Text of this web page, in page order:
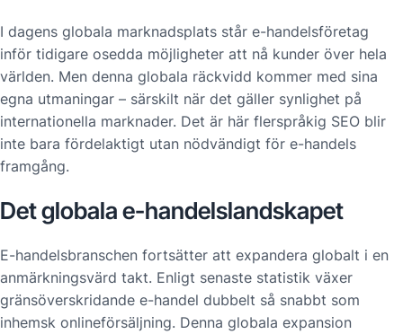
I dagens globala marknadsplats står e-handelsföretag
inför tidigare osedda möjligheter att nå kunder över hela
världen. Men denna globala räckvidd kommer med sina
egna utmaningar – särskilt när det gäller synlighet på
internationella marknader. Det är här flerspråkig SEO blir
inte bara fördelaktigt utan nödvändigt för e-handels
framgång.
Det globala e-handelslandskapet
E-handelsbranschen fortsätter att expandera globalt i en
anmärkningsvärd takt. Enligt senaste statistik växer
gränsöverskridande e-handel dubbelt så snabbt som
inhemsk onlineförsäljning. Denna globala expansion